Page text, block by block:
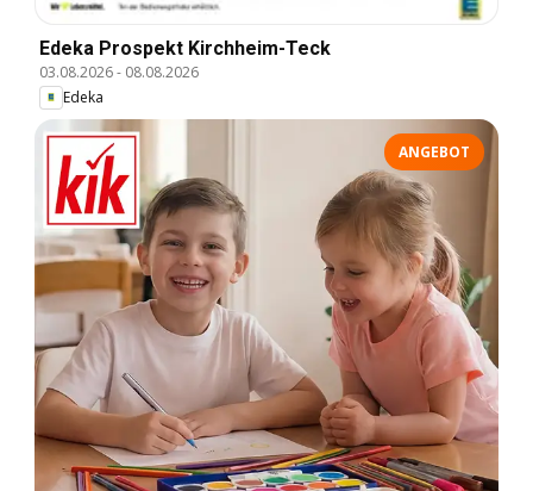
Edeka Prospekt Kirchheim-Teck
03.08.2026- 08.08.2026
Edeka
ANGEBOT